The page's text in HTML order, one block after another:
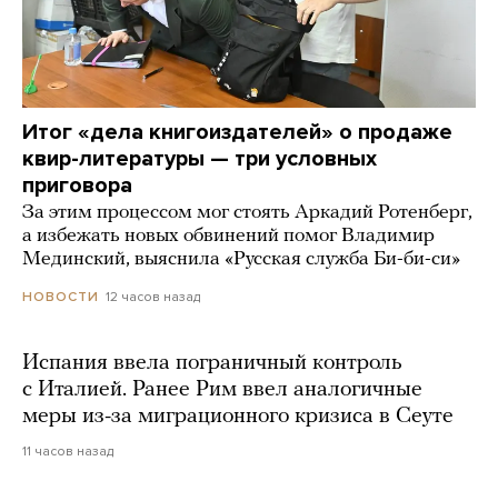
Итог «дела книгоиздателей» о продаже
квир-литературы — три условных
приговора
За этим процессом мог стоять Аркадий Ротенберг,
а избежать новых обвинений помог Владимир
Мединский, выяснила «Русская служба Би-би-си»
НОВОСТИ 12 часов назад
Испания ввела пограничный контроль
с Италией. Ранее Рим ввел аналогичные
меры из-за миграционного кризиса в Сеуте
11 часов назад